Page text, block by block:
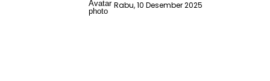
Rabu, 10 Desember 2025